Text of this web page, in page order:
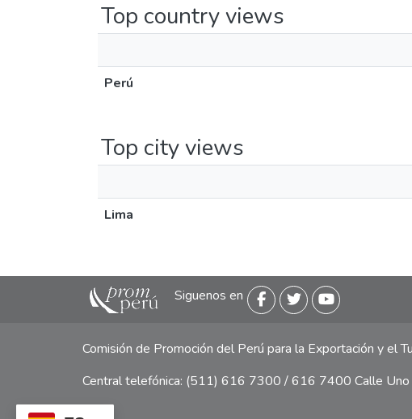
Top country views
Perú
Top city views
Lima
Siguenos en
Comisión de Promoción del Perú para la Exportación y el
Central telefónica: (511) 616 7300 / 616 7400 Calle Uno